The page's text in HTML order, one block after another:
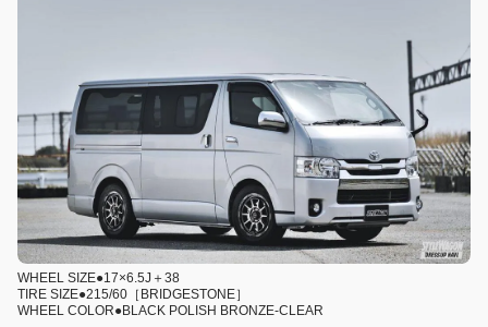
WHEEL SIZE●17×6.5J＋38
TIRE SIZE●215/60［BRIDGESTONE］
WHEEL COLOR●BLACK POLISH BRONZE-CLEAR